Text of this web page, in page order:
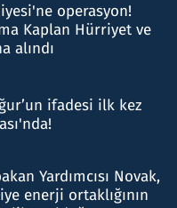
operasyon!
Kaplan Hürriyet ve
alındı
ifadesi ilk kez
Yardımcısı Novak,
enerji ortaklığının